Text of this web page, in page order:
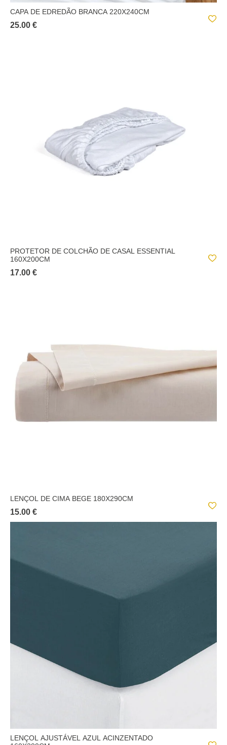
CAPA DE EDREDÃO BRANCA 220X240CM
25.00 €
PROTETOR DE COLCHÃO DE CASAL ESSENTIAL
160X200CM
17.00 €
LENÇOL DE CIMA BEGE 180X290CM
15.00 €
LENÇOL AJUSTÁVEL AZUL ACINZENTADO